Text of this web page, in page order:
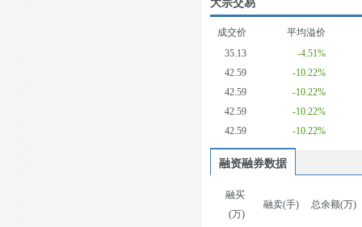
成交价
平均溢价
35.13
-4.51%
42.59
-10.22%
42.59
-10.22%
42.59
-10.22%
42.59
-10.22%
融资融券数据
融买
(万)
融卖(手) 总余额(万)